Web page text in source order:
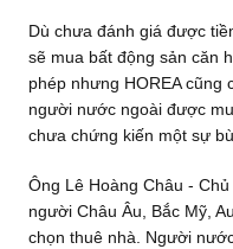
Dù chưa đánh giá được
sẽ mua bất động sản căn
phép nhưng HOREA cũng
người nước ngoài được
chưa chứng kiến một sự
Ông Lê Hoàng Châu -
người Châu Âu, Bắc Mỹ,
chọn thuê nhà. Người